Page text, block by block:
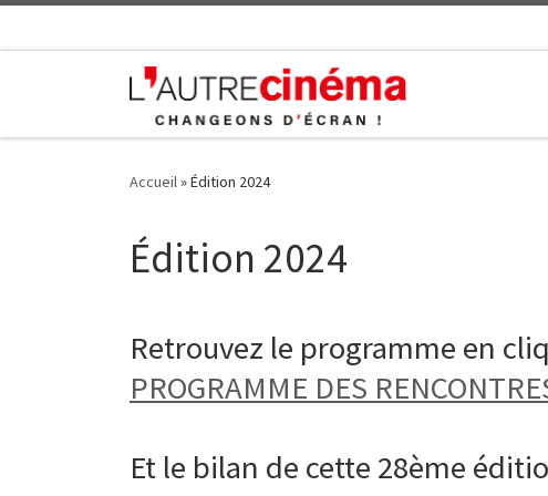
Accueil»Édition 2024
Édition 2024
Retrouvez le programme en
PROGRAMME DES
Et le bilan de cette 28ème